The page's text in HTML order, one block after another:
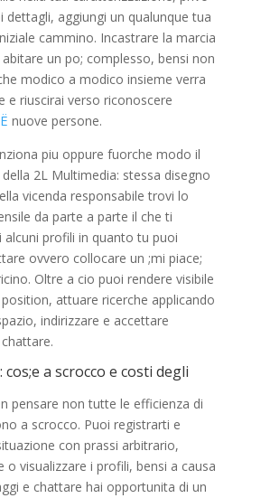
dettagli, aggiungi un qualunque tua
cammino. Incastrare la marcia
un po; complesso, bensi non
modico a modico insieme verra
e riuscirai verso riconoscere
nuove persone.
piu oppure fuorche modo il
2L Multimedia: stessa disegno
vicenda responsabile trovi lo
da parte a parte il che ti
alcuni profili in quanto tu puoi
ovvero collocare un ;mi piace;
Oltre a cio puoi rendere visibile
attuare ricerche applicando
indirizzare e accettare
a scrocco e costi degli
pensare non tutte le efficienza di
a scrocco. Puoi registrarti e
con prassi arbitrario,
o visualizzare i profili, bensi a causa
e chattare hai opportunita di un